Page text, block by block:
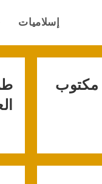
إسلاميات
مكتوب